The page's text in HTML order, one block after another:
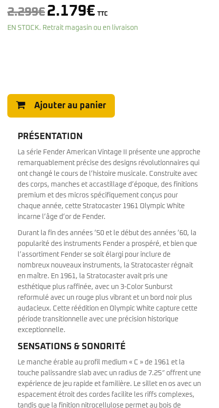
2.299€
Le
prix
initial
2.179€ prix
actuel
TTC
EN STOCK. Retrait magasin ou en livraison
Ajouter au panier
PRÉSENTATION
La série Fender American Vintage II présente une approche
remarquablement précise des designs révolutionnaires qui
ont changé le cours de l’histoire musicale. Construite avec
des corps, manches et accastillage d’époque, des finitions
premium et des micros spécifiquement conçus pour
chaque année, cette Stratocaster 1961 Olympic White
incarne l’âge d’or de Fender.
Durant la fin des années ’50 et le début des années ’60, la
popularité des instruments Fender a prospéré, et bien que
l’assortiment Fender se soit élargi pour inclure de
nombreux nouveaux instruments, la Stratocaster régnait
en maître. En 1961, la Stratocaster avait pris une
esthétique plus raffinée, avec un 3-Color Sunburst
reformulé avec un rouge plus vibrant et un bord noir plus
audacieux. Cette réédition en Olympic White capture cette
période transitionnelle avec une précision historique
exceptionnelle.
SENSATIONS & SONORITÉ
Le manche érable au profil medium « C » de 1961 et la
touche palissandre slab avec un radius de 7.25″ offrent une
expérience de jeu rapide et familière. Le sillet en os avec un
espacement étroit des cordes facilite les riffs complexes,
tandis que la finition nitrocellulose permet au bois de